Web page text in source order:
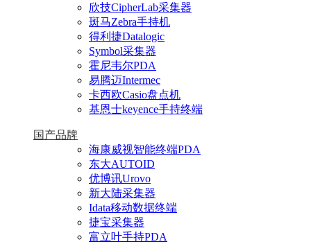
欣技CipherLab采集器
斑马Zebra手持机
得利捷Datalogic
Symbol采集器
霍尼韦尔PDA
易腾迈Intermec
卡西欧Casio盘点机
基恩士keyence手持终端
国产品牌
海康威视智能终端PDA
东大AUTOID
优博讯Urovo
新大陆采集器
Idata移动数据终端
捷宝采集器
富立叶手持PDA